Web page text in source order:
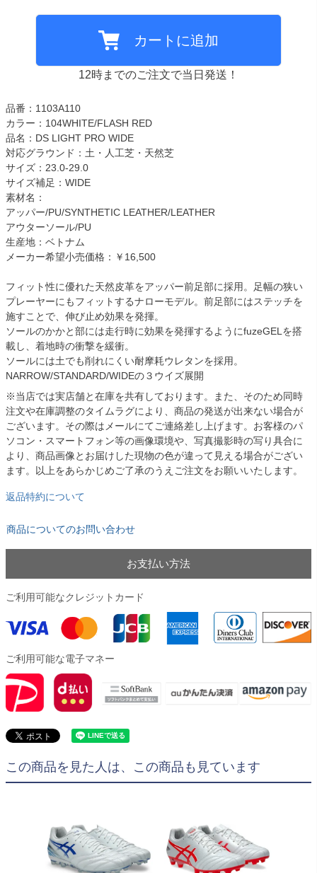
カートに追加
12時までのご注文で当日発送！
品番：1103A110
カラー：104WHITE/FLASH RED
品名：DS LIGHT PRO WIDE
対応グラウンド：土・人工芝・天然芝
サイズ：23.0-29.0
サイズ補足：WIDE
素材名：
アッパー/PU/SYNTHETIC LEATHER/LEATHER
アウターソール/PU
生産地：ベトナム
メーカー希望小売価格：￥16,500
フィット性に優れた天然皮革をアッパー前足部に採用。足幅の狭い
プレーヤーにもフィットするナローモデル。前足部にはステッチを
施すことで、伸び止め効果を発揮。
ソールのかかと部には走行時に効果を発揮するようにfuzeGELを搭
載し、着地時の衝撃を緩衝。
ソールには土でも削れにくい耐摩耗ウレタンを採用。
NARROW/STANDARD/WIDEの３ウイズ展開
※当店では実店舗と在庫を共有しております。また、そのため同時
注文や在庫調整のタイムラグにより、商品の発送が出来ない場合が
ございます。その際はメールにてご連絡差し上げます。お客様のパ
ソコン・スマートフォン等の画像環境や、写真撮影時の写り具合に
より、商品画像とお届けした現物の色が違って見える場合がござい
ます。以上をあらかじめご了承のうえご注文をお願いいたします。
返品特約について
商品についてのお問い合わせ
お支払い方法
ご利用可能なクレジットカード
ご利用可能な電子マネー
この商品を見た人は、この商品も見ています